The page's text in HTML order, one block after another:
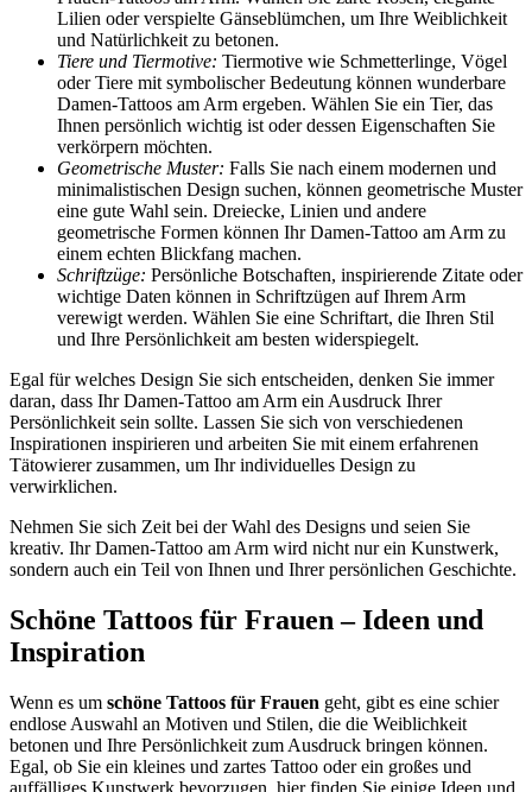
Lilien oder verspielte Gänseblümchen, um Ihre Weiblichkeit
und Natürlichkeit zu betonen.
Tiere und Tiermotive: Tiermotive wie Schmetterlinge, Vögel
oder Tiere mit symbolischer Bedeutung können wunderbare
Damen-Tattoos am Arm ergeben. Wählen Sie ein Tier, das
Ihnen persönlich wichtig ist oder dessen Eigenschaften Sie
verkörpern möchten.
Geometrische Muster: Falls Sie nach einem modernen und
minimalistischen Design suchen, können geometrische Muster
eine gute Wahl sein. Dreiecke, Linien und andere
geometrische Formen können Ihr Damen-Tattoo am Arm zu
einem echten Blickfang machen.
Schriftzüge: Persönliche Botschaften, inspirierende Zitate oder
wichtige Daten können in Schriftzügen auf Ihrem Arm
verewigt werden. Wählen Sie eine Schriftart, die Ihren Stil
und Ihre Persönlichkeit am besten widerspiegelt.
Egal für welches Design Sie sich entscheiden, denken Sie immer
daran, dass Ihr Damen-Tattoo am Arm ein Ausdruck Ihrer
Persönlichkeit sein sollte. Lassen Sie sich von verschiedenen
Inspirationen inspirieren und arbeiten Sie mit einem erfahrenen
Tätowierer zusammen, um Ihr individuelles Design zu
verwirklichen.
Nehmen Sie sich Zeit bei der Wahl des Designs und seien Sie
kreativ. Ihr Damen-Tattoo am Arm wird nicht nur ein Kunstwerk,
sondern auch ein Teil von Ihnen und Ihrer persönlichen Geschichte.
Schöne Tattoos für Frauen – Ideen und
Inspiration
Wenn es um schöne Tattoos für Frauen geht, gibt es eine schier
endlose Auswahl an Motiven und Stilen, die die Weiblichkeit
betonen und Ihre Persönlichkeit zum Ausdruck bringen können.
Egal, ob Sie ein kleines und zartes Tattoo oder ein großes und
auffälliges Kunstwerk bevorzugen, hier finden Sie einige Ideen und